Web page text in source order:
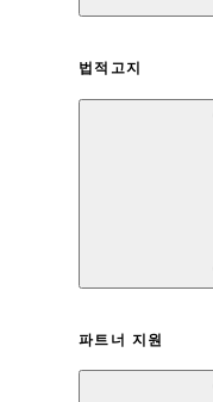
법적고지
파트너 지원